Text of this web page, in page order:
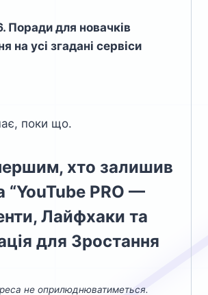
Поради для новачків
на усі згадані сервіси
поки що.
хто залишив
“YouTube PRO —
Лайфхаки та
для Зростання
не оприлюднюватиметься.